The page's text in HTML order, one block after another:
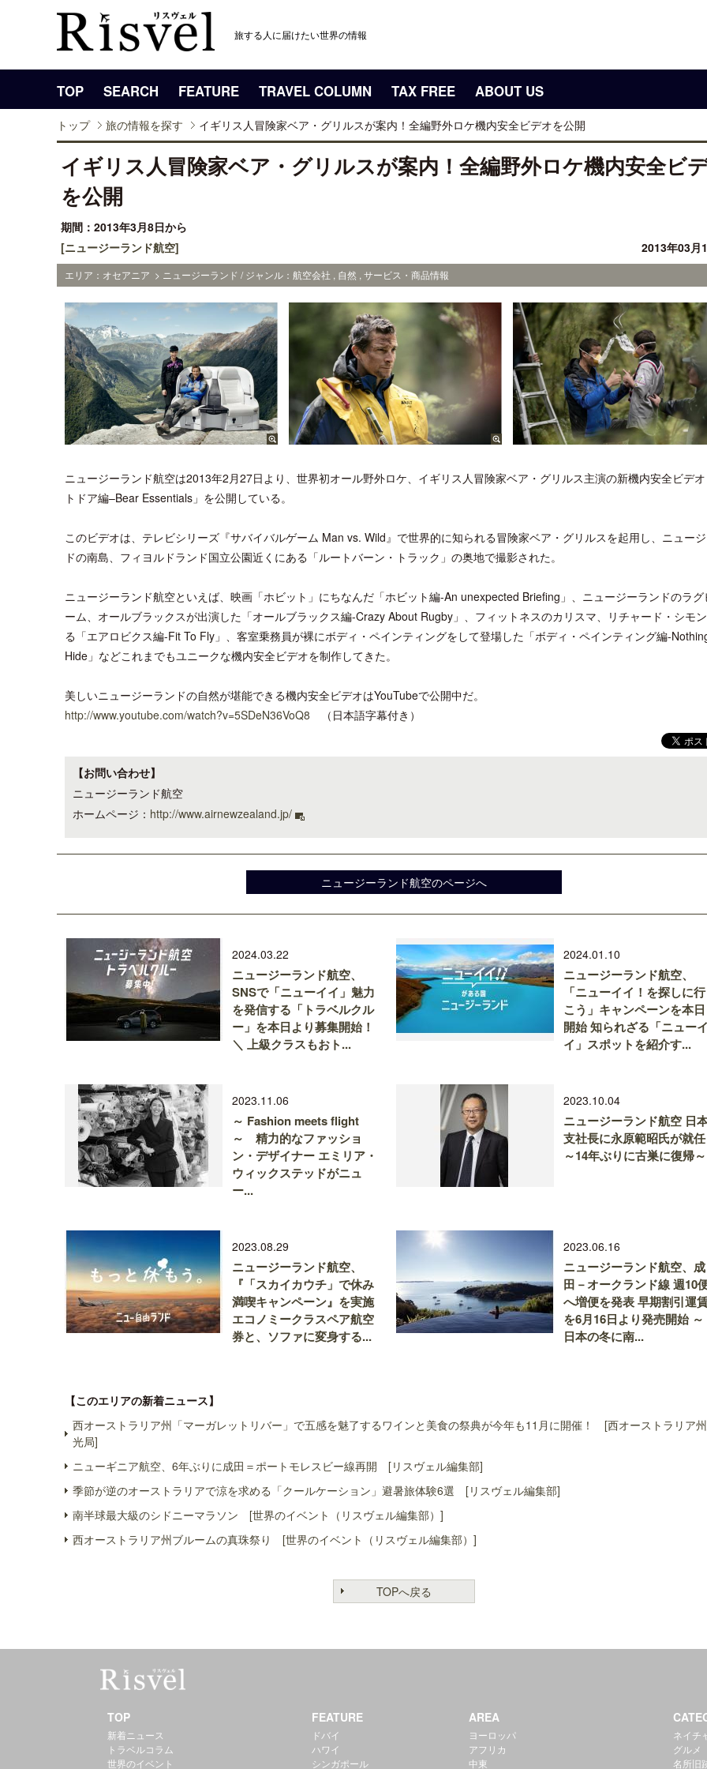
旅する人に届けたい世界の情報
TOP SEARCH FEATURE TRAVEL COLUMN TAX FREE ABOUT US
トップ 旅の情報を探す イギリス人冒険家ベア・グリルスが案内！全編野外ロケ機内安全ビデオを公開
イギリス人冒険家ベア・グリルスが案内！全編野外ロケ機内安全ビ
を公開
期間：2013年3月8日から
[ニュージーランド航空]
2013年03月
エリア：オセアニア > ニュージーランド / ジャンル：航空会社 , 自然 , サービス・商品情報
ニュージーランド航空は2013年2月27日より、世界初オール野外ロケ、イギリス人冒険家ベア・グリルス主演の新機内安全ビデ
トドア編–Bear Essentials」を公開している。
このビデオは、テレビシリーズ『サバイバルゲーム Man vs. Wild』で世界的に知られる冒険家ベア・グリルスを起用し、ニュー
ドの南島、フィヨルドランド国立公園近くにある「ルートバーン・トラック」の奥地で撮影された。
ニュージーランド航空といえば、映画「ホビット」にちなんだ「ホビット編-An unexpected Briefing」、ニュージーランドのラグ
ーム、オールブラックスが出演した「オールブラックス編-Crazy About Rugby」、フィットネスのカリスマ、リチャード・シモ
る「エアロビクス編-Fit To Fly」、客室乗務員が裸にボディ・ペインティングをして登場した「ボディ・ペインティング編-
Hide」などこれまでもユニークな機内安全ビデオを制作してきた。
美しいニュージーランドの自然が堪能できる機内安全ビデオはYouTubeで公開中だ。
http://www.youtube.com/watch?v=5SDeN36VoQ8 （日本語字幕付き）
【お問い合わせ】
ニュージーランド航空
ホームページ： http://www.airnewzealand.jp/
ニュージーランド航空のページへ
2024.03.22
ニュージーランド航空、
SNSで「ニューイイ」魅力
を発信する「トラベルクル
ー」を本日より募集開始！
＼ 上級クラスもおト...
2024.01.10
ニュージーランド航空、
「ニューイイ！を探しに行
こう」キャンペーンを本日
開始 知られざる「ニューイ
イ」スポットを紹介す...
2023.11.06
～ Fashion meets flight
～ 精力的なファッショ
ン・デザイナー エミリア・
ウィックステッドがニュ
ー...
2023.10.04
ニュージーランド航空 日
支社長に永原範昭氏が就任
～14年ぶりに古巣に復帰～
2023.08.29
ニュージーランド航空、
『「スカイカウチ」で休み
満喫キャンペーン』を実施
エコノミークラスペア航空
券と、ソファに変身する...
2023.06.16
ニュージーランド航空、成
田－オークランド線 週10
へ増便を発表 早期割引運
を6月16日より発売開始 ～
日本の冬に南...
【このエリアの新着ニュース】
西オーストラリア州「マーガレットリバー」で五感を魅了するワインと美食の祭典が今年も11月に開催！ [西オーストラリア
光局]
ニューギニア航空、6年ぶりに成田＝ポートモレスビー線再開 [リスヴェル編集部]
季節が逆のオーストラリアで涼を求める「クールケーション」避暑旅体験6選 [リスヴェル編集部]
南半球最大級のシドニーマラソン [世界のイベント（リスヴェル編集部）]
西オーストラリア州ブルームの真珠祭り [世界のイベント（リスヴェル編集部）]
TOPへ戻る
TOP
新着ニュース
トラベルコラム
世界のイベント
FEATURE
ドバイ
ハワイ
シンガポール
AREA
ヨーロッパ
アフリカ
中東
ネイチ
グルメ
名所旧